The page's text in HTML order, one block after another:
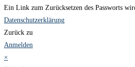
Ein Link zum Zurücksetzen des Passworts
Datenschutzerklärung
Zurück zu
Anmelden
×